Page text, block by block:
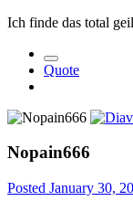
Ich finde das total
Quote
Nopain666
Posted January 30,